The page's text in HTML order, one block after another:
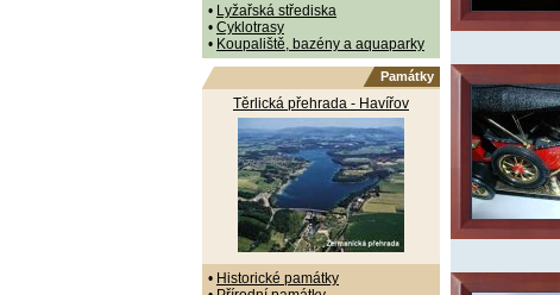
• Lyžařská střediska
• Cyklotrasy
• Koupaliště, bazény a aquaparky
Památky
Těrlická přehrada - Havířov
• Historické památky